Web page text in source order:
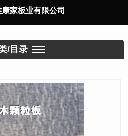
康家板业有限公司
/目录